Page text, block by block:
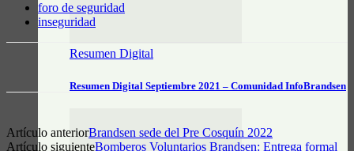
Resumen Digital
Resumen Digital Septiembre 2021 – Comunidad InfoBrandsen
foro de seguridad
inseguridad
Artículo anteriorBrandsen sede del Pre Cosquín 2022
Artículo siguienteBomberos Voluntarios Brandsen: Entrega formal